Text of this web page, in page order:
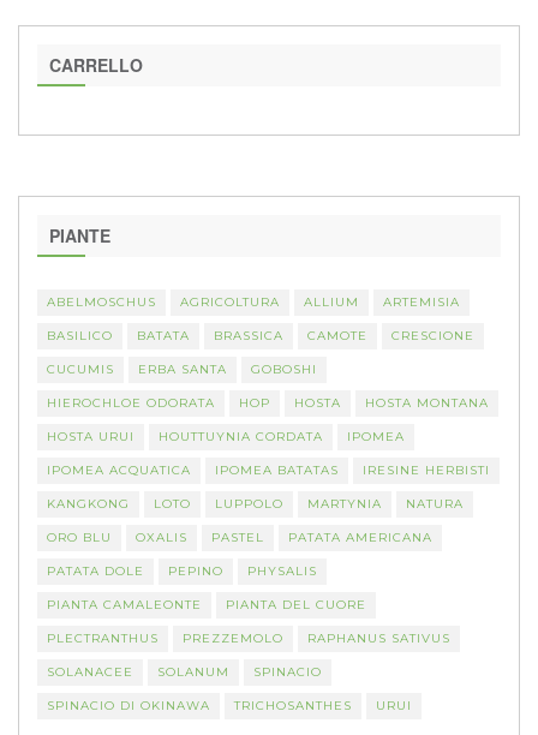
CARRELLO
PIANTE
ABELMOSCHUS AGRICOLTURA ALLIUM ARTEMISIA
BASILICO BATATA BRASSICA CAMOTE CRESCIONE
CUCUMIS ERBA SANTA GOBOSHI
HIEROCHLOE ODORATA HOP HOSTA HOSTA MONTANA
HOSTA URUI HOUTTUYNIA CORDATA IPOMEA
IPOMEA ACQUATICA IPOMEA BATATAS IRESINE HERBISTI
KANGKONG LOTO LUPPOLO MARTYNIA NATURA
ORO BLU OXALIS PASTEL PATATA AMERICANA
PATATA DOLE PEPINO PHYSALIS
PIANTA CAMALEONTE PIANTA DEL CUORE
PLECTRANTHUS PREZZEMOLO RAPHANUS SATIVUS
SOLANACEE SOLANUM SPINACIO
SPINACIO DI OKINAWA TRICHOSANTHES URUI